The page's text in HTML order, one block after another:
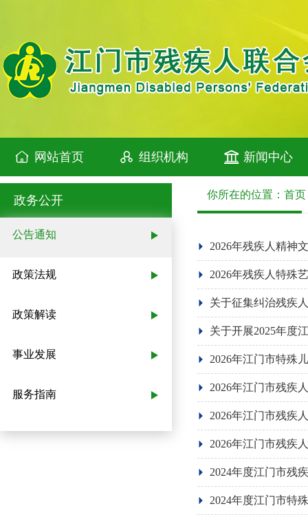
网站首页 组织机构 新闻中心
政务公开
公告通知
政策法规
政策解读
事业发展
服务指南
你所在的位置： 首页
2026年残疾人精神
2026年残疾人特殊
关于征集纠治残疾
关于开展2025年度
2026年江门市特殊
2026年江门市残疾
2026年江门市残疾
2026年江门市残疾
2024年度江门市残
2024年度江门市特